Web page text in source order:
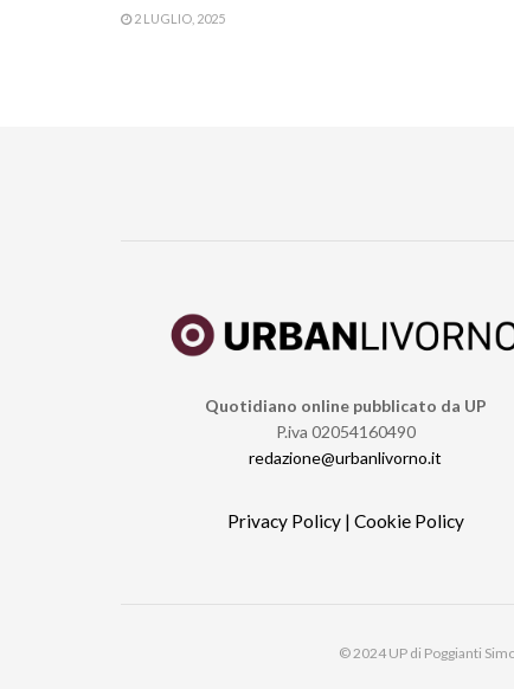
2 LUGLIO, 2025
Quotidiano online pubblicato da UP
P.iva 02054160490
redazione@urbanlivorno.it
Privacy Policy| Cookie Policy
© 2024 UP di Poggianti